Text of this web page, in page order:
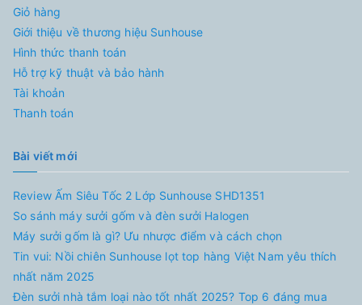
Giỏ hàng
Giới thiệu về thương hiệu Sunhouse
Hình thức thanh toán
Hỗ trợ kỹ thuật và bảo hành
Tài khoản
Thanh toán
Bài viết mới
Review Ấm Siêu Tốc 2 Lớp Sunhouse SHD1351
So sánh máy sưởi gốm và đèn sưởi Halogen
Máy sưởi gốm là gì? Ưu nhược điểm và cách chọn
Tin vui: Nồi chiên Sunhouse lọt top hàng Việt Nam yêu thích
nhất năm 2025
Đèn sưởi nhà tắm loại nào tốt nhất 2025? Top 6 đáng mua